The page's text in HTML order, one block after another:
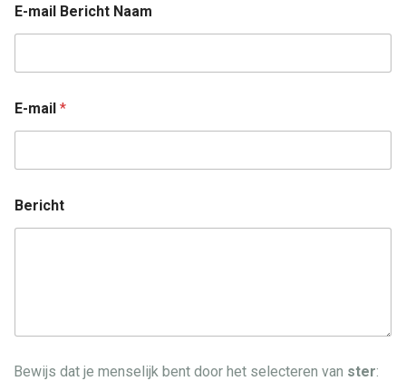
E-mail Bericht Naam
E-mail *
Bericht
Bewijs dat je menselijk bent door het selecteren van ster: